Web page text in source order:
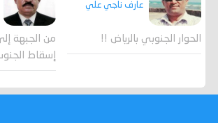
عارف ناجي علي
الحوار الجنوبي بالرياض !!
من الجبهة
إسقاط